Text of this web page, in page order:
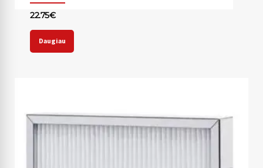
22.75€
Daugiau